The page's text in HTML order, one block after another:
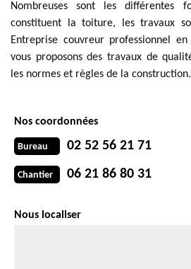
Nombreuses sont les différentes
constituent la toiture, les travaux
Entreprise couvreur professionnel
vous proposons des travaux de
les normes et règles de la construction.
Nos coordonnées
Bureau 02 52 56 21 71
Chantier 06 21 86 80 31
Nous localiser